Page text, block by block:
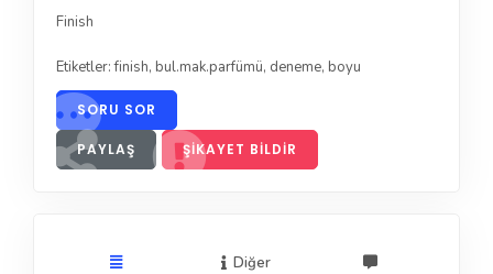
Finish
Etiketler:finish, bul.mak.parfümü, deneme, boyu
SORU SOR
PAYLAŞ ŞIKAYET BILDIR
Diğer